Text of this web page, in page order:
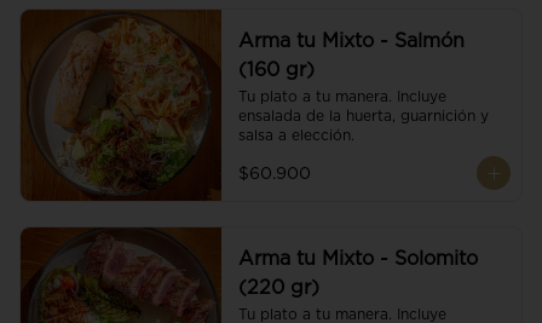
Arma tu Mixto - Salmón
(160 gr)
Tu plato a tu manera. Incluye
ensalada de la huerta, guarnición y
salsa a elección.
$60.900
Arma tu Mixto - Solomito
(220 gr)
Tu plato a tu manera. Incluye